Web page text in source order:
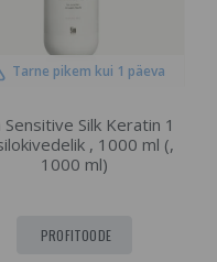
Tarne pikem kui 1 päeva
Sensitive Silk Keratin 1
, 1000 ml (,
1000 ml)
PROFITOODE